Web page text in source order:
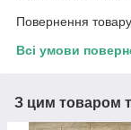
Повернення
Всі умови
З цим товаром